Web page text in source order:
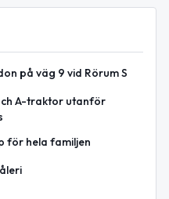
på väg 9 vid Rörum S
A-traktor utanför
för hela familjen